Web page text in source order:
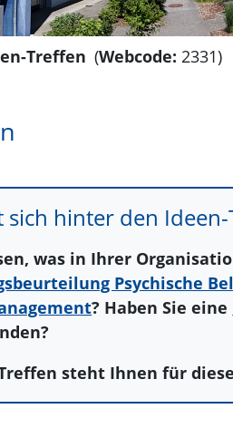
Treffen (Webcode: 2331)
sich hinter den
was in Ihrer
Psychische
? Haben Sie eine
steht Ihnen für